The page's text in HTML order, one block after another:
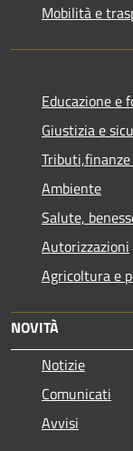
Mobilità e
Educazione e
Giustizia e
Ambiente
Salute,
Autorizzazioni
Agricoltura e
NOVITÀ
Notizie
Comunicati
Avvisi